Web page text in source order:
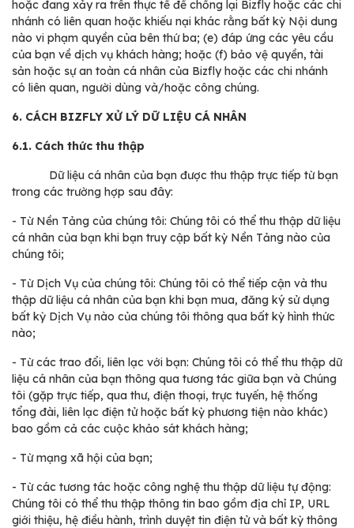
hoặc đang xảy ra trên thực tế để chống lại Bizfly hoặc các chi
nhánh có liên quan hoặc khiếu nại khác rằng bất kỳ Nội dung
nào vi phạm quyền của bên thứ ba; (e) đáp ứng các yêu cầu
của bạn về dịch vụ khách hàng; hoặc (f) bảo vệ quyền, tài
sản hoặc sự an toàn cá nhân của Bizfly hoặc các chi nhánh
có liên quan, người dùng và/hoặc công chúng.
6. CÁCH BIZFLY XỬ LÝ DỮ LIỆU CÁ NHÂN
6.1. Cách thức thu thập
Dữ liệu cá nhân của bạn được thu thập trực tiếp từ bạn
trong các trường hợp sau đây:
- Từ Nền Tảng của chúng tôi: Chúng tôi có thể thu thập dữ liệu
cá nhân của bạn khi bạn truy cập bất kỳ Nền Tảng nào của
chúng tôi;
- Từ Dịch Vụ của chúng tôi: Chúng tôi có thể tiếp cận và thu
thập dữ liệu cá nhân của bạn khi bạn mua, đăng ký sử dụng
bất kỳ Dịch Vụ nào của chúng tôi thông qua bất kỳ hình thức
nào;
- Từ các trao đổi, liên lạc với bạn: Chúng tôi có thể thu thập dữ
liệu cá nhân của bạn thông qua tương tác giữa bạn và Chúng
tôi (gặp trực tiếp, qua thư, điện thoại, trực tuyến, hệ thống
tổng đài, liên lạc điện tử hoặc bất kỳ phương tiện nào khác)
bao gồm cả các cuộc khảo sát khách hàng;
- Từ mạng xã hội của bạn;
- Từ các tương tác hoặc công nghệ thu thập dữ liệu tự động:
Chúng tôi có thể thu thập thông tin bao gồm địa chỉ IP, URL
giới thiệu, hệ điều hành, trình duyệt tin điện tử và bất kỳ thông